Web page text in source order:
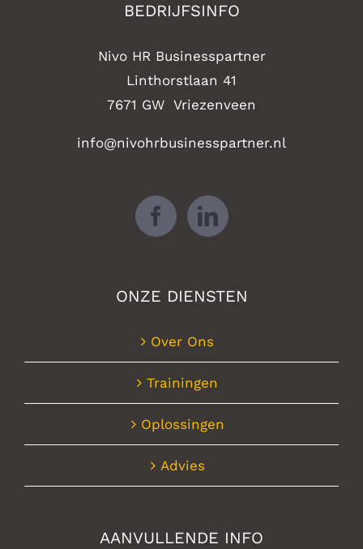
BEDRIJFSINFO
Nivo HR Businesspartner
Linthorstlaan 41
7671 GW Vriezenveen
info@nivohrbusinesspartner.nl
ONZE DIENSTEN
Over Ons
Trainingen
Oplossingen
Advies
AANVULLENDE INFO